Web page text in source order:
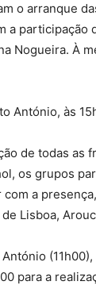
o arranque
a
Nogueira. À
António, às
de todas as
os grupos
a
Lisboa,
para a